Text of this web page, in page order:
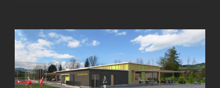
View
Larger
Image